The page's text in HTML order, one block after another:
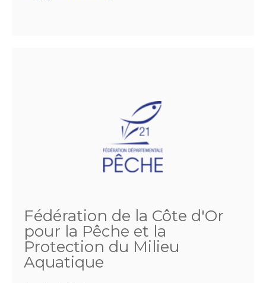
Fédération de la Côte d'Or
pour la Pêche et la
Protection du Milieu
Aquatique